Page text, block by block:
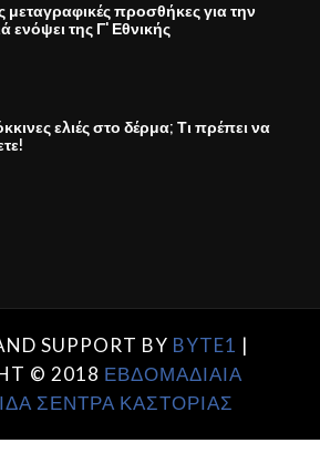
μεταγραφικές προσθήκες για την
ενόψει της Γ' Εθνικής
ελιές στο δέρμα; Τι πρέπει να
SUPPORT BY BYTE1 |
© 2018 ΕΒΔΟΜΑΔΙΑΙΑ
ΣΕΝΤΡΑ ΚΑΣΤΟΡΙΑΣ